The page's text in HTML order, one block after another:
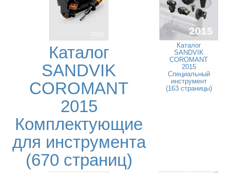
Каталог
SANDVIK
COROMANT
2015
Комплектующие
для инструмента
(670 страниц)
Каталог
SANDVIK
COROMANT
2015
Специальный
инструмент
(163 страницы)